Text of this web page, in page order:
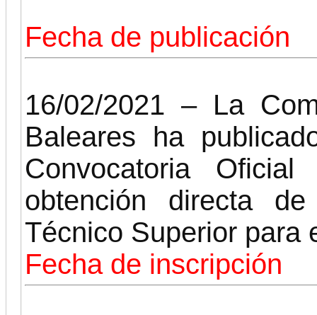
Fecha de publicación
16/02/2021 – La
Baleares ha
Convocatoria
obtención directa
Técnico Superior para
Fecha de inscripción